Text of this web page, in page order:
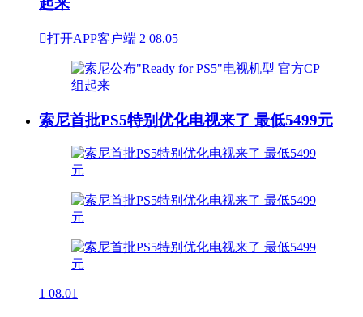
打开APP客户端 2 08.05
索尼首批PS5特别优化电视来了 最低5499元
1 08.01